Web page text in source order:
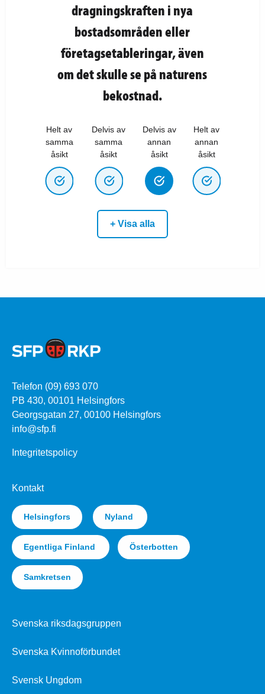
dragningskraften i nya
bostadsområden eller
företagsetableringar, även
om det skulle se på naturens
bekostnad.
Helt av
samma
åsikt
Delvis av
samma
åsikt
Delvis av
annan
åsikt
Helt av
annan
åsikt
+ Visa alla
Telefon (09) 693 070
PB 430, 00101 Helsingfors
Georgsgatan 27, 00100 Helsingfors
info@sfp.fi
Integritetspolicy
Kontakt
Helsingfors Nyland
Egentliga Finland Österbotten
Samkretsen
Svenska riksdagsgruppen
Svenska Kvinnoförbundet
Svensk Ungdom